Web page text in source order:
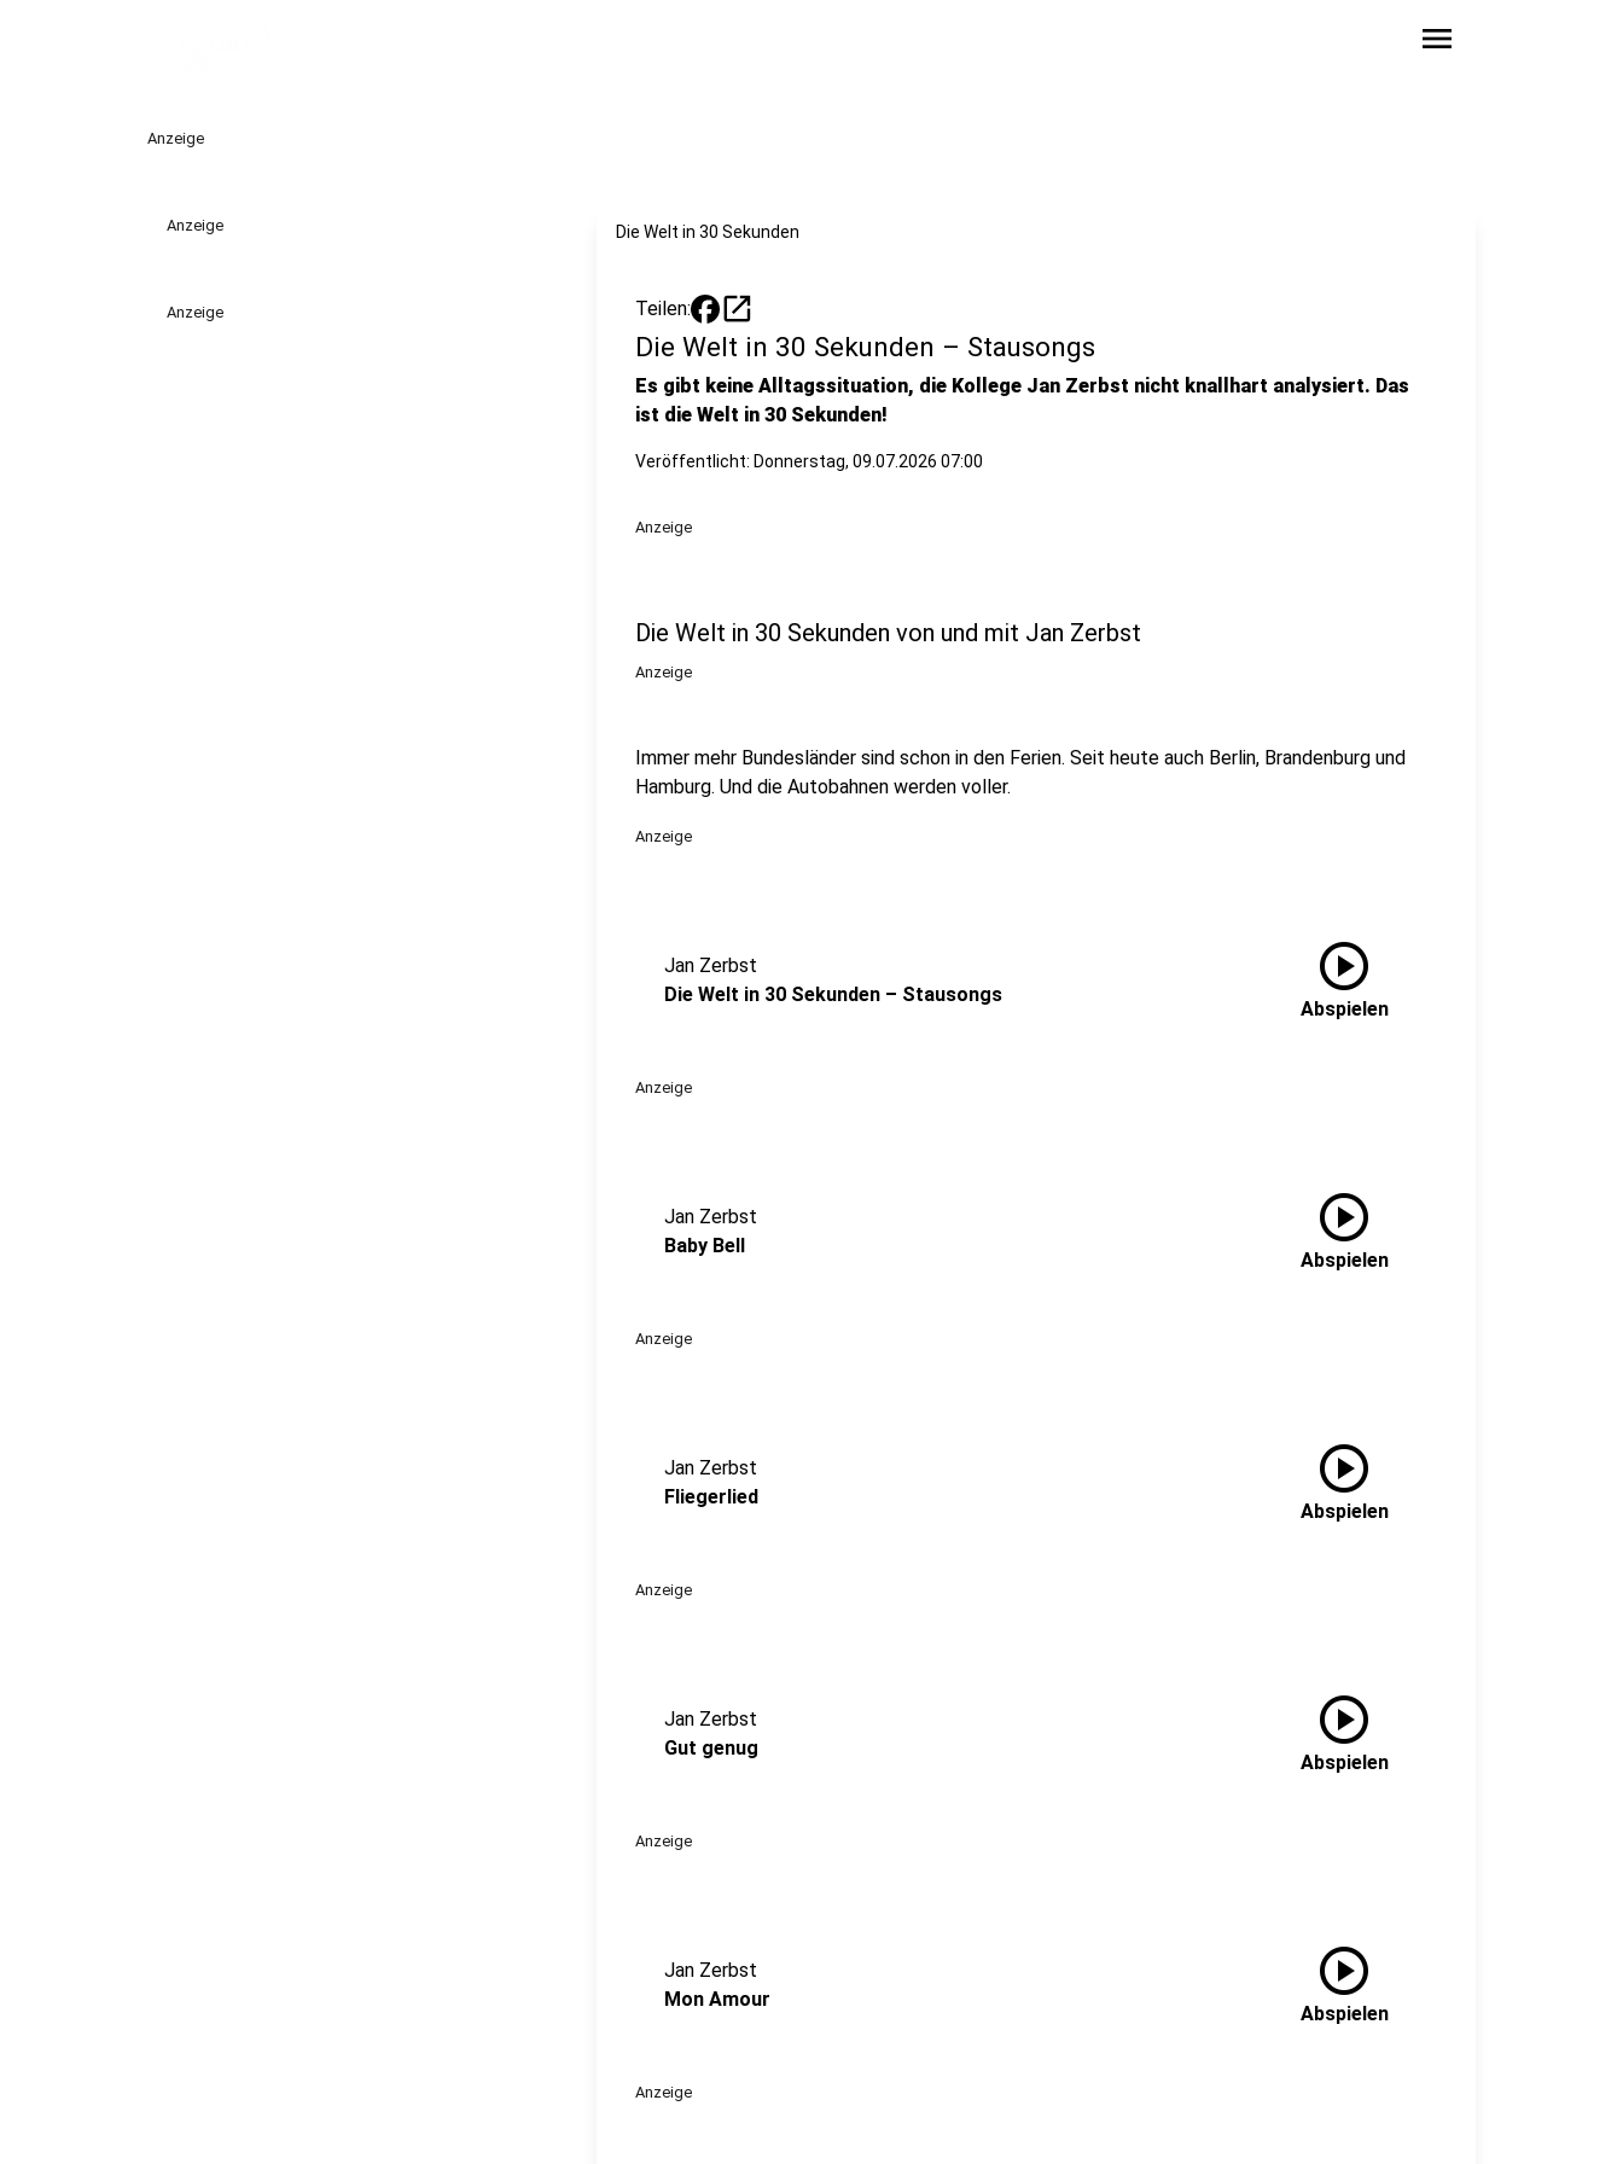
menu
Anzeige
Anzeige
Anzeige
Die Welt in 30 Sekunden
Teilen: open_in_new
Die Welt in 30 Sekunden – Stausongs
Es gibt keine Alltagssituation, die Kollege Jan Zerbst nicht knallhart analysiert. Das
ist die Welt in 30 Sekunden!
Veröffentlicht: Donnerstag, 09.07.2026 07:00
Anzeige
Die Welt in 30 Sekunden von und mit Jan Zerbst
Anzeige
Immer mehr Bundesländer sind schon in den Ferien. Seit heute auch Berlin, Brandenburg und
Hamburg. Und die Autobahnen werden voller.
Anzeige
Jan Zerbst
Die Welt in 30 Sekunden – Stausongs
play_circle
Abspielen
Anzeige
Jan Zerbst
Baby Bell
play_circle
Abspielen
Anzeige
Jan Zerbst
Fliegerlied
play_circle
Abspielen
Anzeige
Jan Zerbst
Gut genug
play_circle
Abspielen
Anzeige
Jan Zerbst
Mon Amour
play_circle
Abspielen
Anzeige